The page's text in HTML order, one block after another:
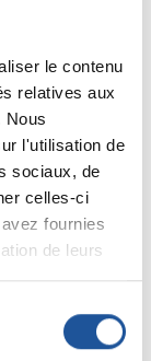
le contenu
relatives aux
Nous
l'utilisation de
sociaux, de
celles-ci
fournies
de leurs
verre